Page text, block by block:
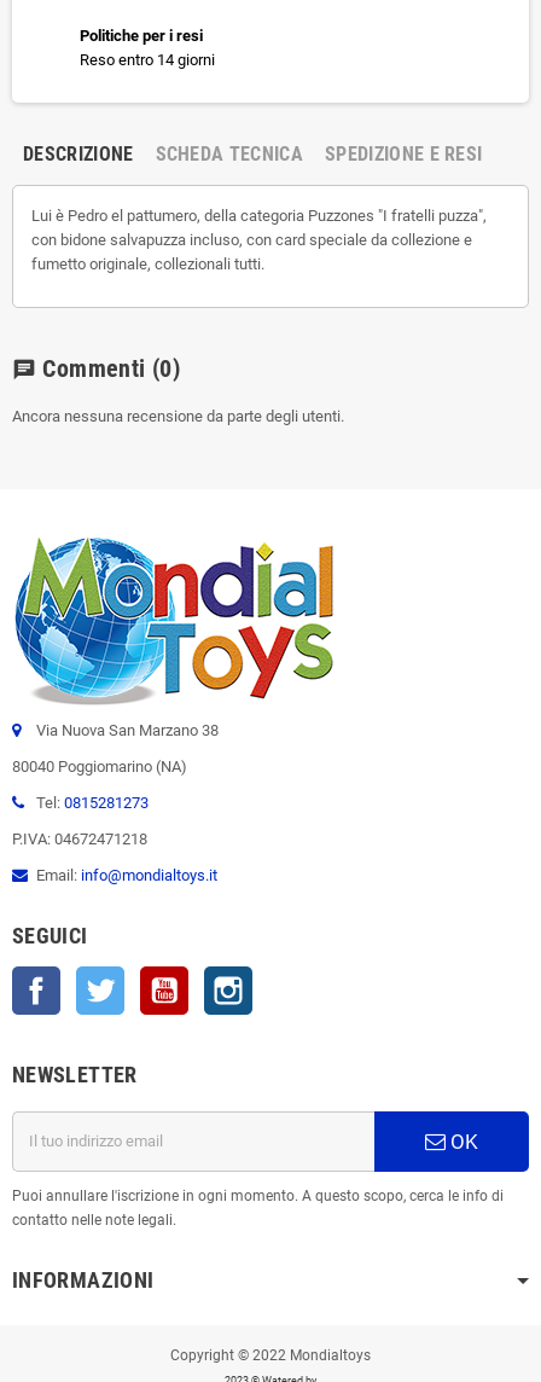
Politiche per i resi
Reso entro 14 giorni
DESCRIZIONE SCHEDA TECNICA SPEDIZIONE E RESI
Lui è Pedro el pattumero, della categoria Puzzones "I fratelli puzza",
con bidone salvapuzza incluso, con card speciale da collezione e
fumetto originale, collezionali tutti.
chat Commenti (0)
Ancora nessuna recensione da parte degli utenti.
Via Nuova San Marzano 38
80040 Poggiomarino (NA)
Tel: 0815281273
P.IVA: 04672471218
Email: info@mondialtoys.it
SEGUICI
Facebook Twitter YouTube
NEWSLETTER
OK
Puoi annullare l'iscrizione in ogni momento. A questo scopo, cerca le info di
contatto nelle note legali.
INFORMAZIONI
Copyright © 2022 Mondialtoys